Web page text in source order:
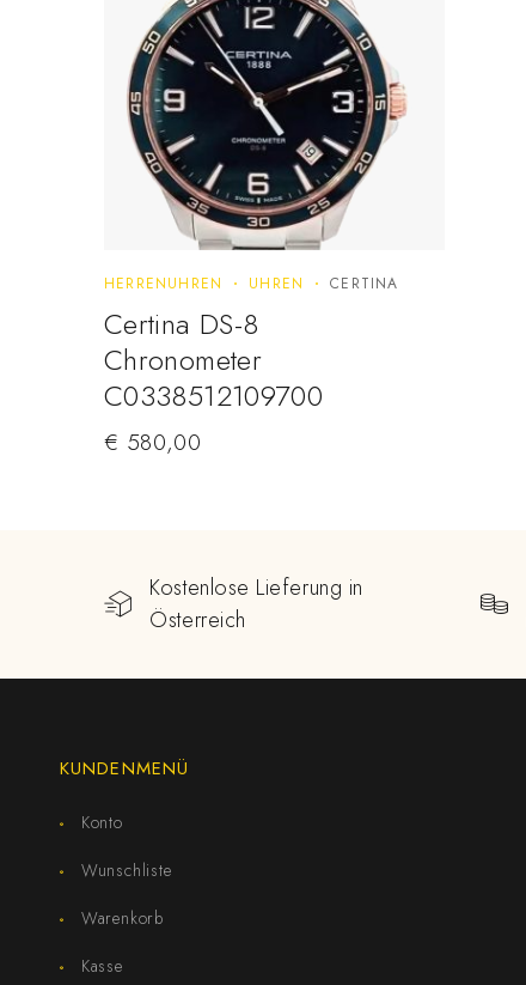
HERRENUHREN UHREN CERTINA
Certina DS-8
Chronometer
C0338512109700
€ 580,00
Kostenlose Lieferung in
Österreich
KUNDENMENÜ
Konto
Wunschliste
Warenkorb
Kasse